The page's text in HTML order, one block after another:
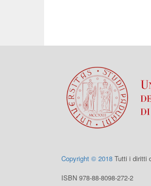
Copyright © 2018 Tutti i diritti
ISBN 978-88-8098-272-2